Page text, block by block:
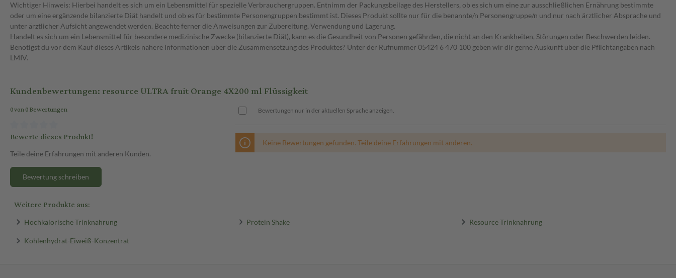
Wichtiger Hinweis: Hierbei handelt es sich um ein Lebensmittel für spezielle Verbrauchergruppen. Entnimm der Packungsbeilage des Herstellers, ob es sich um eine zur ausschließlichen Ernährung bestimmte
oder um eine ergänzende bilanzierte Diät handelt und ob es für bestimmte Personengruppen bestimmt ist. Dieses Produkt sollte nur für die benannte/n Personengruppe/n und nur nach ärztlicher Absprache und
unter ärztlicher Aufsicht angewendet werden. Beachte ferner die Anweisungen zur Zubereitung, Verwendung und Lagerung.
Handelt es sich um ein Lebensmittel für besondere medizinische Zwecke (bilanzierte Diät), kann es die Gesundheit von Personen gefährden, die nicht an den Krankheiten, Störungen oder Beschwerden leiden.
Benötigst du vor dem Kauf dieses Artikels nähere Informationen über die Zusammensetzung des Produktes? Unter der Rufnummer 05424 6 470 100 geben wir dir gerne Auskunft über die Pflichtangaben nach
LMIV.
Kundenbewertungen: resource ULTRA fruit Orange 4X200 ml Flüssigkeit
0 von 0 Bewertungen
Bewerte dieses Produkt!
Teile deine Erfahrungen mit anderen Kunden.
Bewertung schreiben
Bewertungen nur in der aktuellen Sprache anzeigen.
Keine Bewertungen gefunden. Teile deine Erfahrungen mit anderen.
Weitere Produkte aus:
Hochkalorische Trinknahrung Protein Shake Resource Trinknahrung
Kohlenhydrat-Eiweiß-Konzentrat